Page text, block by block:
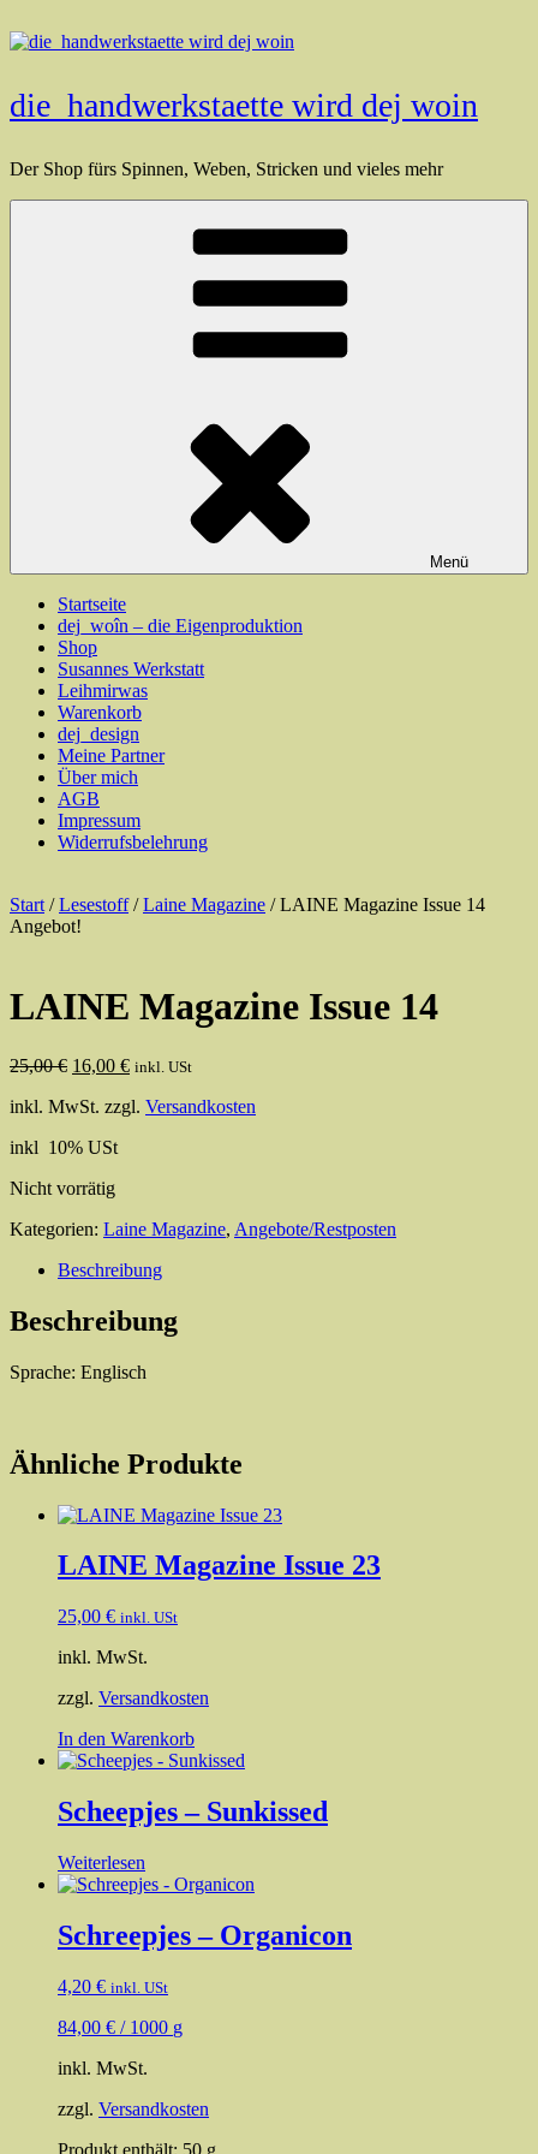
Inhalt
die_handwerkstaette wird dej woin
Der Shop fürs Spinnen, Weben, Stricken und vieles mehr
Menü
Startseite
dej_woîn – die Eigenproduktion
Shop
Susannes Werkstatt
Leihmirwas
Warenkorb
dej_design
Meine Partner
Über mich
AGB
Impressum
Widerrufsbelehrung
Start /Lesestoff/Laine Magazine / LAINE Magazine Issue 14
Angebot!
LAINE Magazine Issue 14
25,00€ Ursprünglicher
war:
16,00 €Aktueller
ist:
inkl. USt
inkl. MwSt. zzgl. Versandkosten
inkl 10% USt
Nicht vorrätig
Kategorien: Laine Magazine, Angebote/Restposten
Beschreibung
Beschreibung
Sprache: Englisch
Ähnliche Produkte
LAINE Magazine Issue 23
25,00 € inkl. USt
inkl. MwSt.
zzgl. Versandkosten
In den Warenkorb
Scheepjes – Sunkissed
Weiterlesen
Schreepjes – Organicon
4,20 € inkl. USt
84,00 € / 1000 g
inkl. MwSt.
zzgl. Versandkosten
Produkt enthält: 50 g